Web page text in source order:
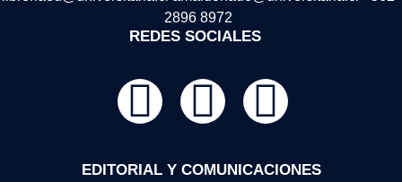
2896 8972
REDES SOCIALES
EDITORIAL Y COMUNICACIONES